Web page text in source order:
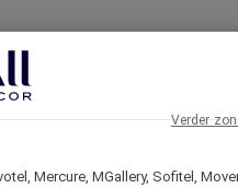
Mercure, MGallery, Sofitel,
Verder